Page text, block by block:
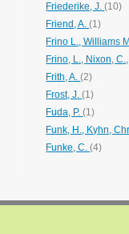
Friederike, J.(10)
Friend, A.(1)
Frino L., Williams
Frino, L., Nixon,
Frith, A.(2)
Frost, J.(1)
Fuda, P.(1)
Funk, H., Kyhn,
Funke, C.(4)